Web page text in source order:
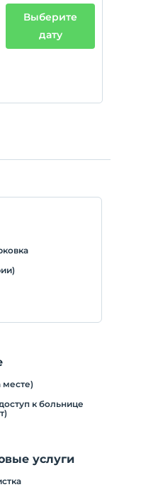
Выберите
дату
месте)
к больнице
услуги